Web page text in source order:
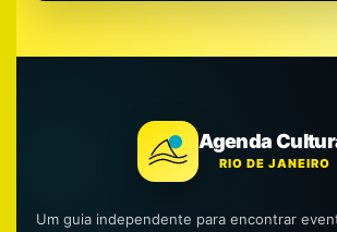
Agenda
RIO DE JANEIRO
Um guia independente para encontrar